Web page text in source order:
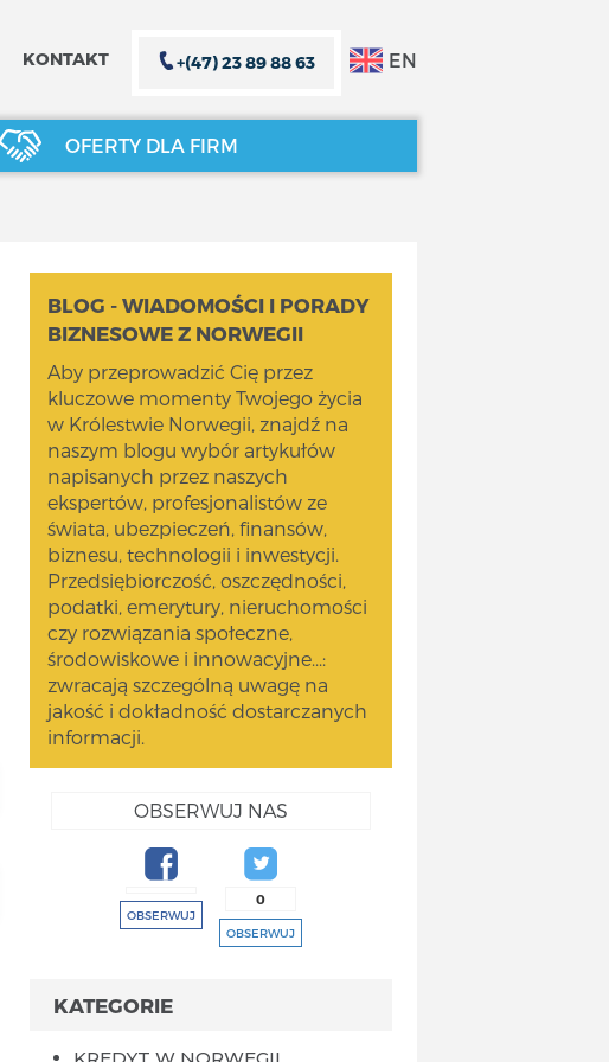
EN
KONTAKT +(47) 23 89 88 63
OFERTY DLA FIRM
BLOG - WIADOMOŚCI I PORADY
BIZNESOWE Z NORWEGII
Aby przeprowadzić Cię przez
kluczowe momenty Twojego życia
w Królestwie Norwegii, znajdź na
naszym blogu wybór artykułów
napisanych przez naszych
ekspertów, profesjonalistów ze
świata, ubezpieczeń, finansów,
biznesu, technologii i inwestycji.
Przedsiębiorczość, oszczędności,
podatki, emerytury, nieruchomości
czy rozwiązania społeczne,
środowiskowe i innowacyjne...:
zwracają szczególną uwagę na
jakość i dokładność dostarczanych
informacji.
OBSERWUJ NAS
OBSERWUJ
0
OBSERWUJ
KATEGORIE